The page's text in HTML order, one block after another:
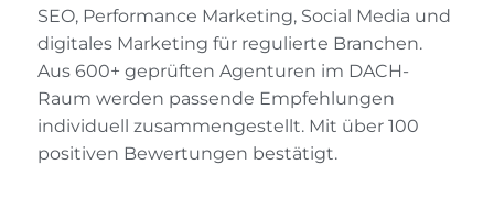
SEO, Performance Marketing, Social Media und
digitales Marketing für regulierte Branchen.
Aus 600+ geprüften Agenturen im DACH-
Raum werden passende Empfehlungen
individuell zusammengestellt. Mit über 100
positiven Bewertungen bestätigt.